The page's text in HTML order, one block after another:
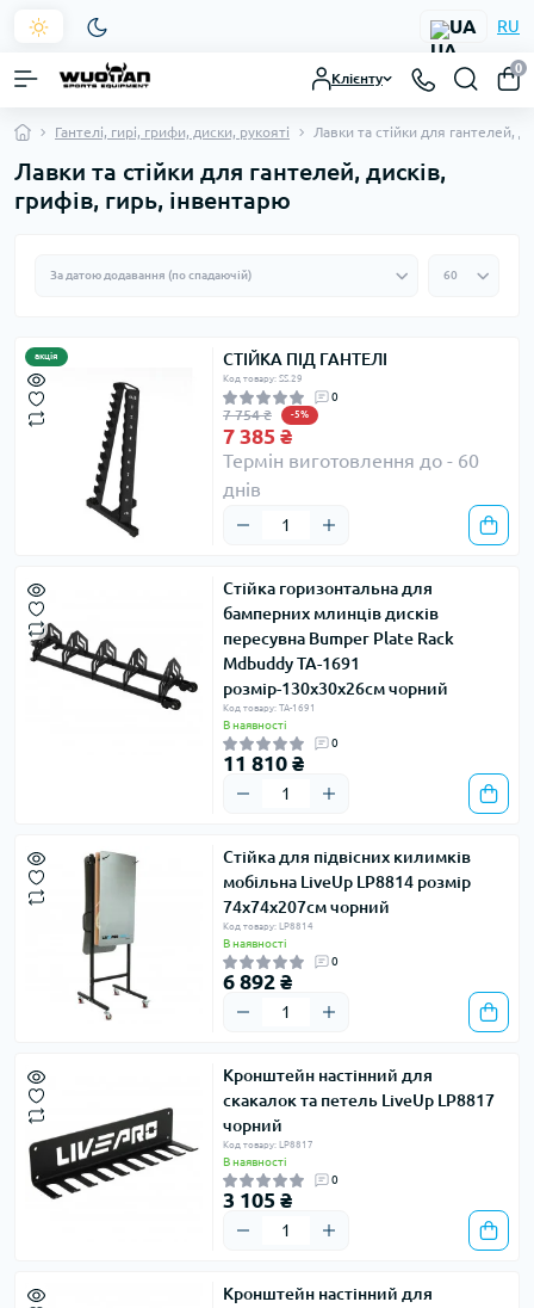
UA RU
Клієнту
0
Гантелі, гирі, грифи, диски, рукояті Лавки та стійки для гантелей,
Лавки та стійки для гантелей, дисків,
грифів, гирь, інвентарю
акція СТІЙКА ПІД ГАНТЕЛІ
Код товару: SS.29
0
7 754 ₴ -5%
7 385 ₴
Термін виготовлення до - 60
днів
Стійка горизонтальна для
бамперних млинців дисків
пересувна Bumper Plate Rack
Mdbuddy TA-1691
розмір-130x30x26см чорний
Код товару: TA-1691
В наявності
0
11 810 ₴
Стійка для підвісних килимків
мобільна LiveUp LP8814 розмір
74х74х207см чорний
Код товару: LP8814
В наявності
0
6 892 ₴
Кронштейн настінний для
скакалок та петель LiveUp LP8817
чорний
Код товару: LP8817
В наявності
0
3 105 ₴
Кронштейн настінний для